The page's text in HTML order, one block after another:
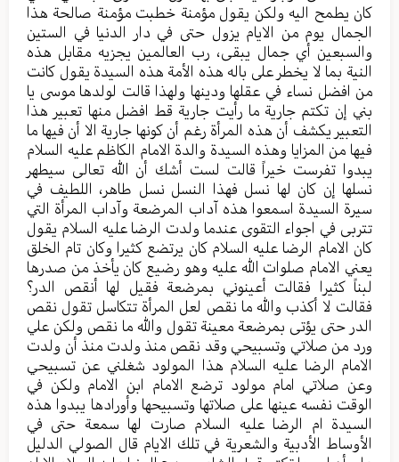
كان يطمح اليه ولكن يقول مؤمنة خطبت مؤمنة صالحة هذا
الجمال يوم من الايام يزول حتى في دار الدنيا في الستين
والسبعين أي جمال يبقى، رب العالمين يجزيه مقابل هذه
النية بما لا يخطر على باله هذه الأمة هذه السيدة يقول كانت
من افضل نساء في عقلها ودينها ولهذا قالت لولدها موسى يا
بني إن تكتم جارية ما رأيت جارية قط افضل منها تعبير هذا
التعبير يكشف أن هذه المرأة رغم أن كونها جارية الا أن فيها ما
فيها من المزايا وهذه السيدة والدة الامام الكاظم عليه السلام
يبدوا تفرست خيراً قالت لست أشك أن الله تعالى سيطهر
نسلها إن كان لها نسل فهذا النسل نسل طاهر، اللطيف في
سيرة السيدة اسمعوا هذه آداب المرضعة وآداب المرأة التي
تتربى في اجواء التقوى عندما ولدت الرضا عليه السلام يقول
كان الامام الرضا عليه السلام كان يرتضع كثيرا وكان تام الخلق
يعني الامام صلوات الله عليه وهو رضيع كان يأخذ من صدرها
لبناً كثيرا فقالت أعينوني بمرضعة فقيل لها أنقص الدر؟
فقالت لا أكذب والله ما نقص لعل المرأة تتكاسل تقول نقص
الدر حتى يؤتى بمرضعة معينة تقول والله ما نقص ولكن علي
ورد من صلاتي وتسبيحي وقد نقص منذ ولدت منذ أن ولدت
الامام الرضا عليه السلام هذا المولود شغلني عن تسبيحي
وعن صلاتي امام مولود ترضع الامام ابن الامام ولكن في
الوقت نفسه عينها على صلاتها وتسبيحها وأورادها يبدوا هذه
السيدة ام الرضا عليه السلام صارت لها سمعة حتى في
الأوساط الأدبية والشعرية في تلك الايام قال الصولي الدليل